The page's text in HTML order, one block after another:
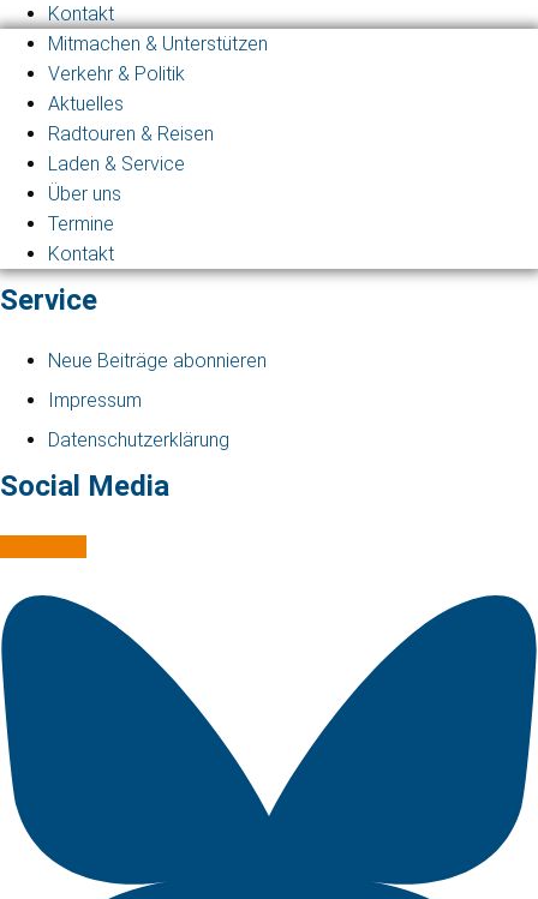
Kontakt
Mitmachen & Unterstützen
Verkehr & Politik
Aktuelles
Radtouren & Reisen
Laden & Service
Über uns
Termine
Kontakt
Service
Neue Beiträge abonnieren
Impressum
Datenschutzerklärung
Social Media